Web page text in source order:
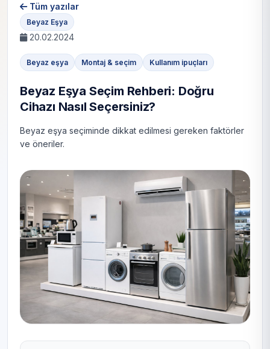
Tüm yazılar
Beyaz Eşya
20.02.2024
Beyaz eşya Montaj & seçim Kullanım ipuçları
Beyaz Eşya Seçim Rehberi: Doğru
Cihazı Nasıl Seçersiniz?
Beyaz eşya seçiminde dikkat edilmesi gereken faktörler
ve öneriler.